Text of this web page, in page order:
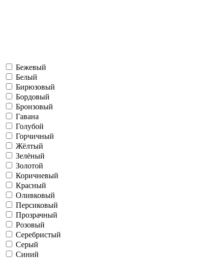
Бежевый
Белый
Бирюзовый
Бордовый
Бронзовый
Гавана
Голубой
Горчичный
Жёлтый
Зелёный
Золотой
Коричневый
Красный
Оливковый
Персиковый
Прозрачный
Розовый
Серебристый
Серый
Синий